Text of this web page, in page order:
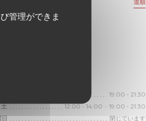
管理ができま
道順
19:00 - 21:30
土 12:00 - 14:00 • 19:00 - 21:30
日
閉じています